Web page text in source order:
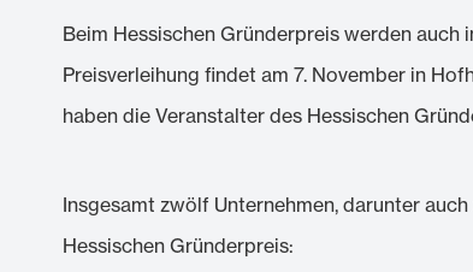
Beim Hessischen Gründerpreis werden
Preisverleihung findet am 7. November in
haben die Veranstalter des Hessischen
Insgesamt zwölf Unternehmen, darunter
Hessischen Gründerpreis: